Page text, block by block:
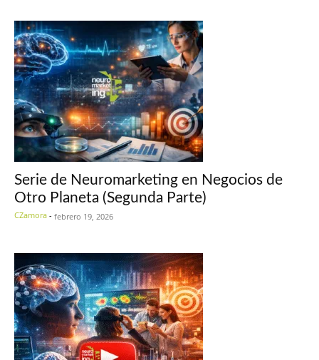
Serie de Neuromarketing en Negocios de
Otro Planeta (Segunda Parte)
CZamora - febrero 19, 2026